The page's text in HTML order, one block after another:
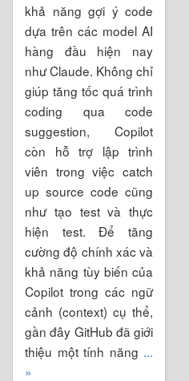
khả năng gợi ý code
dựa trên các model AI
hàng đầu hiện nay
như Claude. Không chỉ
giúp tăng tốc quá trình
coding qua code
suggestion, Copilot
còn hỗ trợ lập trình
viên trong việc catch
up source code cũng
như tạo test và thực
hiện test. Để tăng
cường độ chính xác và
khả năng tùy biến của
Copilot trong các ngữ
cảnh (context) cụ thể,
gần đây GitHub đã giới
thiệu một tính năng ...
»